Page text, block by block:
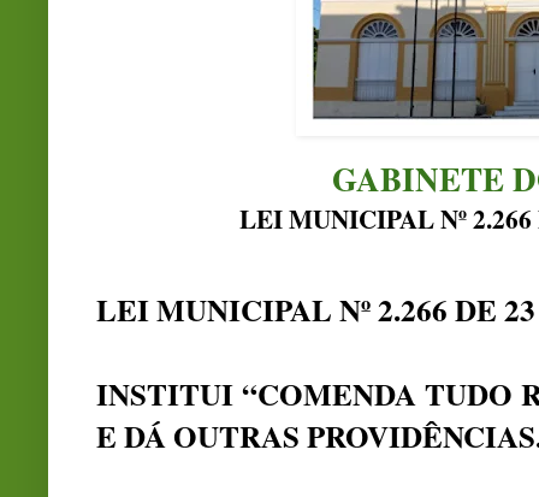
GABINETE
LEI MUNICIPAL Nº
LEI MUNICIPAL Nº 2.266 DE
INSTITUI “COMENDA TUDO
E DÁ OUTRAS